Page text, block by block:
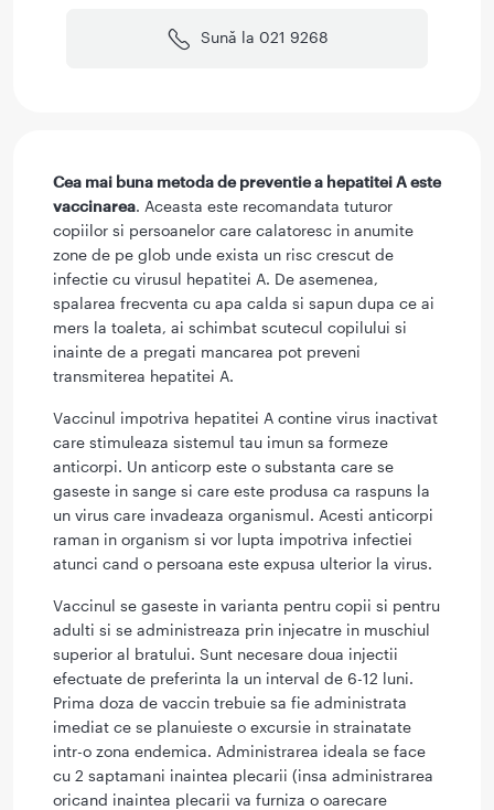
Sună la 021 9268
Cea mai buna metoda de preventie a hepatitei A este
vaccinarea. Aceasta este recomandata tuturor
copiilor si persoanelor care calatoresc in anumite
zone de pe glob unde exista un risc crescut de
infectie cu virusul hepatitei A. De asemenea,
spalarea frecventa cu apa calda si sapun dupa ce ai
mers la toaleta, ai schimbat scutecul copilului si
inainte de a pregati mancarea pot preveni
transmiterea hepatitei A.
Vaccinul impotriva hepatitei A contine virus inactivat
care stimuleaza sistemul tau imun sa formeze
anticorpi. Un anticorp este o substanta care se
gaseste in sange si care este produsa ca raspuns la
un virus care invadeaza organismul. Acesti anticorpi
raman in organism si vor lupta impotriva infectiei
atunci cand o persoana este expusa ulterior la virus.
Vaccinul se gaseste in varianta pentru copii si pentru
adulti si se administreaza prin injecatre in muschiul
superior al bratului. Sunt necesare doua injectii
efectuate de preferinta la un interval de 6-12 luni.
Prima doza de vaccin trebuie sa fie administrata
imediat ce se planuieste o excursie in strainatate
intr-o zona endemica. Administrarea ideala se face
cu 2 saptamani inaintea plecarii (insa administrarea
oricand inaintea plecarii va furniza o oarecare